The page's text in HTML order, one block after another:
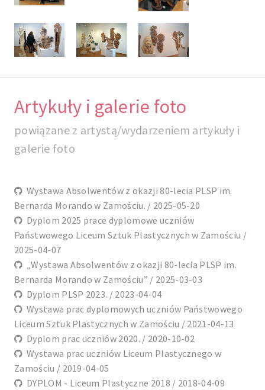
Artykuły i galerie foto
powiązane z artystą/wydarzeniem artykuły i
galerie foto
Wystawa Absolwentów z okazji 80-lecia PLSP im.
Bernarda Morando w Zamościu. / 2025-05-20
Dyplom 2025 prace dyplomowe uczniów
Państwowego Liceum Sztuk Plastycznych w Zamościu /
2025-04-07
„Wystawa Absolwentów z okazji 80-lecia PLSP im.
Bernarda Morando w Zamościu” / 2025-03-03
Dyplom PLSP 2023. / 2023-04-04
Wystawa prac dyplomowych uczniów Państwowego
Liceum Sztuk Plastycznych w Zamościu / 2021-04-13
Dyplom prac uczniów 2020. / 2020-10-02
Wystawa prac uczniów Liceum Plastycznego w
Zamościu / 2019-04-05
DYPLOM - Liceum Plastyczne 2018 / 2018-04-09